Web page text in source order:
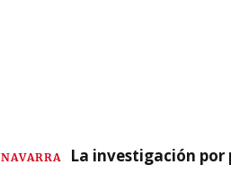
NAVARRA La investigación por